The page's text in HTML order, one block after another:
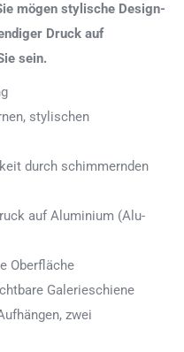
mögen stylische Design-
Druck auf
sein.
stylischen
durch schimmernden
auf Aluminium (Alu-
Oberfläche
Galerieschiene
zwei